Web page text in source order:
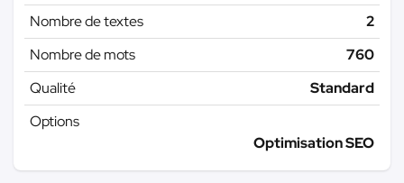
Nombre de textes
2
Nombre de mots
760
Qualité
Standard
Options
Optimisation SEO